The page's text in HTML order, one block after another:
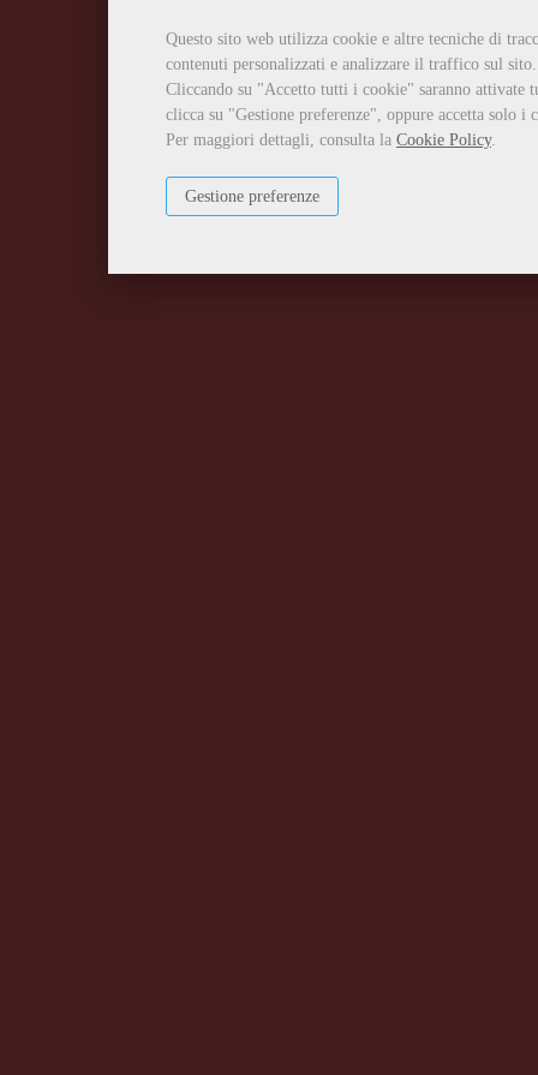
Questo sito web utilizza cookie e altre tecniche di
contenuti personalizzati e analizzare il traffico sul sito.
Cliccando su "Accetto tutti i cookie" saranno attivate
clicca su "Gestione preferenze", oppure accetta solo
Per maggiori dettagli, consulta la Cookie Policy.
Gestione preferenze